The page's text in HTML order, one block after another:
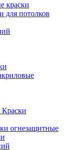
краски
для потолков
Краски
огнезащитные